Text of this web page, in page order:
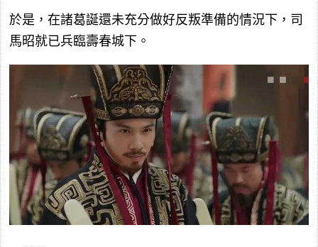
於是，在諸葛誕還未充分做好反叛準備的情況下，司
馬昭就已兵臨壽春城下。